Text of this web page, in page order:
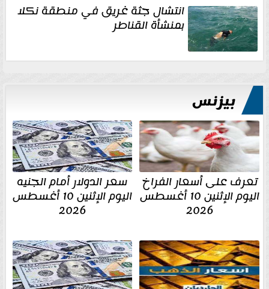
انتشال جثة غريق في منطقة نكلا
بمنشأة القناطر
بيزنس
تعرف على أسعار الفراخ
اليوم الإثنين 10 أغسطس
2026
سعر الدولار أمام الجنيه
اليوم الإثنين 10 أغسطس
2026